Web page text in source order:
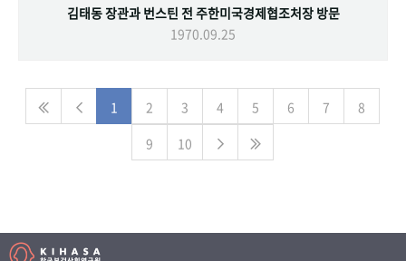
김태동 장관과 번스틴 전 주한미국경제협조처장 방문
1970.09.25
1 2 3 4 5 6 7
8
9
10